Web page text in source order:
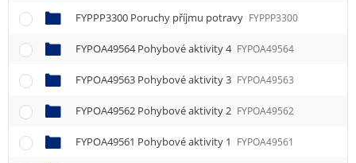
FYPPP3300 Poruchy příjmu potravy FYPPP3300
FYPOA49564 Pohybové aktivity 4 FYPOA49564
FYPOA49563 Pohybové aktivity 3 FYPOA49563
FYPOA49562 Pohybové aktivity 2 FYPOA49562
FYPOA49561 Pohybové aktivity 1 FYPOA49561